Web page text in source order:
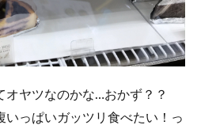
オヤツなのかな…おかず？？
いっぱいガッツリ食べたい！っ